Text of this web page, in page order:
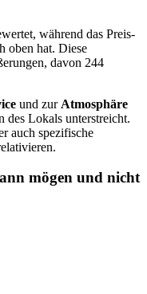
während das Preis-
oben hat. Diese
davon 244
und zur Atmosphäre
des Lokals unterstreicht.
auch spezifische
mögen und nicht